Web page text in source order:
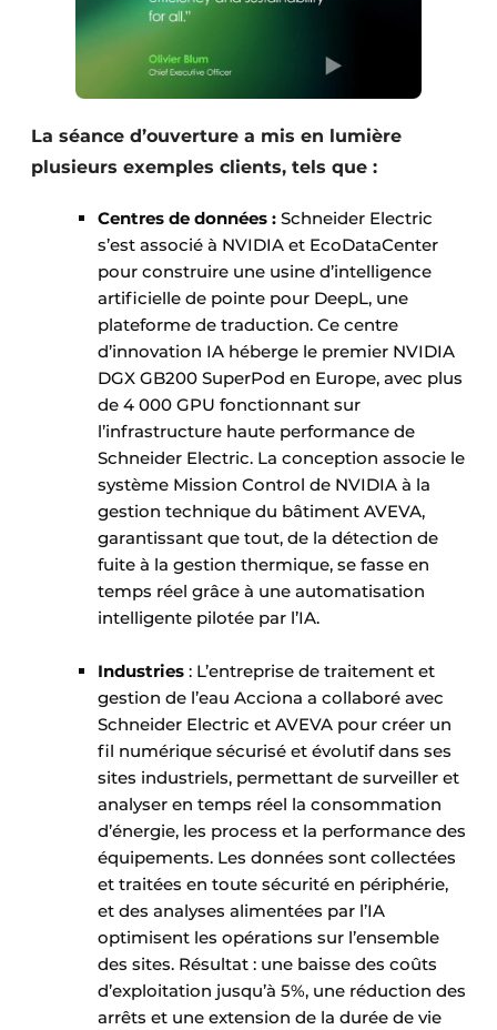
La séance d’ouverture a mis en lumière
plusieurs exemples clients, tels que :
Centres de données : Schneider Electric
s’est associé à NVIDIA et EcoDataCenter
pour construire une usine d’intelligence
artificielle de pointe pour DeepL, une
plateforme de traduction. Ce centre
d’innovation IA héberge le premier NVIDIA
DGX GB200 SuperPod en Europe, avec plus
de 4 000 GPU fonctionnant sur
l’infrastructure haute performance de
Schneider Electric. La conception associe le
système Mission Control de NVIDIA à la
gestion technique du bâtiment AVEVA,
garantissant que tout, de la détection de
fuite à la gestion thermique, se fasse en
temps réel grâce à une automatisation
intelligente pilotée par l’IA. ​
Industries : L’entreprise de traitement et
gestion de l’eau Acciona a collaboré avec
Schneider Electric et AVEVA pour créer un
fil numérique sécurisé et évolutif dans ses
sites industriels, permettant de surveiller et
analyser en temps réel la consommation
d’énergie, les process et la performance des
équipements. Les données sont collectées
et traitées en toute sécurité en périphérie,
et des analyses alimentées par l’IA
optimisent les opérations sur l’ensemble
des sites. Résultat : une baisse des coûts
d’exploitation jusqu’à 5%, une réduction des
arrêts et une extension de la durée de vie